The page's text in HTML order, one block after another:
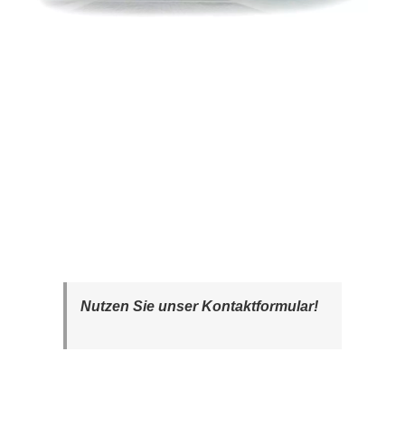
Nutzen Sie unser Kontaktformular!